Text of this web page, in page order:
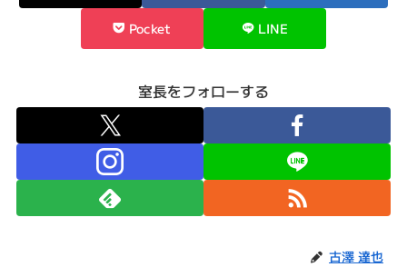
Pocket LINE
室長をフォローする
古澤 達也